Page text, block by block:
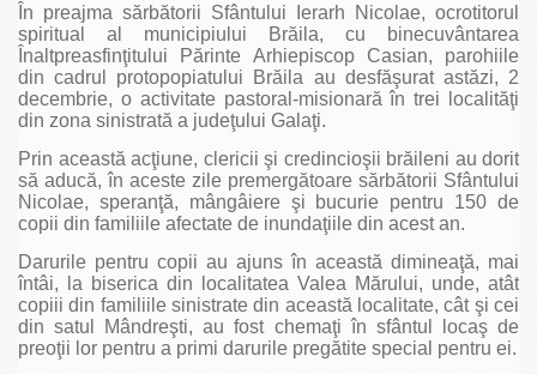
În preajma sărbătorii Sfântului Ierarh Nicolae, ocrotitorul
spiritual al municipiului Brăila, cu binecuvântarea
Înaltpreasfinţitului Părinte Arhiepiscop Casian, parohiile
din cadrul protopopiatului Brăila au desfăşurat astăzi, 2
decembrie, o activitate pastoral-misionară în trei localităţi
din zona sinistrată a judeţului Galaţi.
Prin această acţiune, clericii şi credincioşii brăileni au dorit
să aducă, în aceste zile premergătoare sărbătorii Sfântului
Nicolae, speranţă, mângâiere şi bucurie pentru 150 de
copii din familiile afectate de inundaţiile din acest an.
Darurile pentru copii au ajuns în această dimineaţă, mai
întâi, la biserica din localitatea Valea Mărului, unde, atât
copiii din familiile sinistrate din această localitate, cât şi cei
din satul Mândreşti, au fost chemaţi în sfântul locaş de
preoţii lor pentru a primi darurile pregătite special pentru ei.